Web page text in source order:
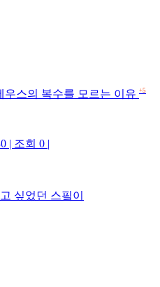
스의 복수를 모르는 이유 +5
| 조회 0 |
싶었던 스핔이